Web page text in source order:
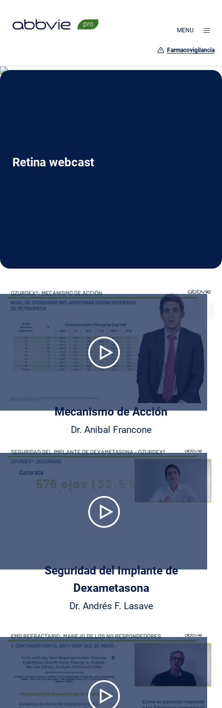
MENU
Farmacovigilancia
Retina webcast
Mecanismo de Acción
Dr. Anibal Francone
Seguridad del Implante de
Dexametasona
Dr. Andrés F. Lasave